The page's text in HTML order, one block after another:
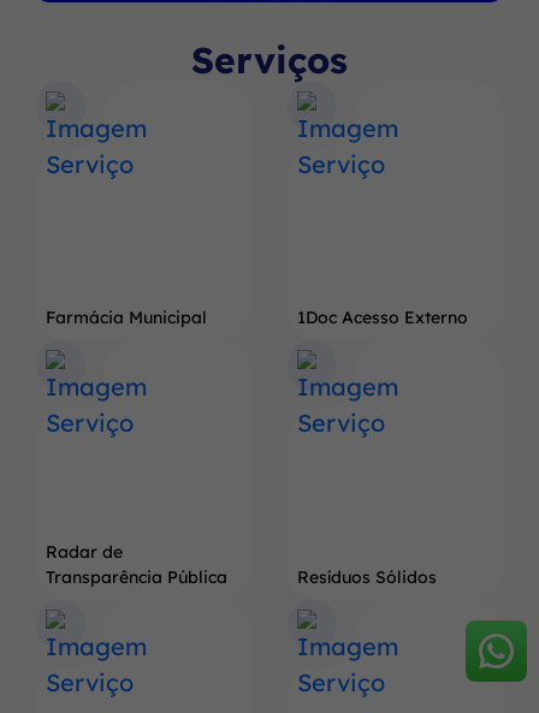
Serviços
Farmácia Municipal 1Doc Acesso Externo
Radar de
Transparência Pública
Resíduos Sólidos